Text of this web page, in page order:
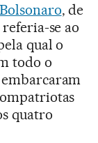
, de
se ao
qual o
todo o
quatro